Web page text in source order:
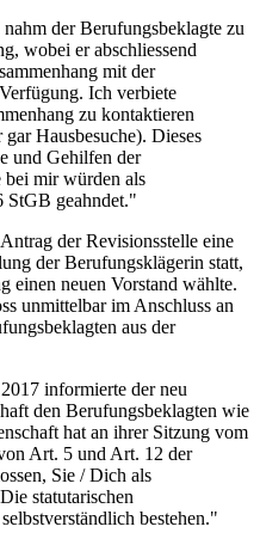
der Berufungsbeklagte zu
wobei er abschliessend
mit der
Ich verbiete
zu kontaktieren
Hausbesuche). Dieses
und Gehilfen der
bei mir würden als
StGB geahndet."
der Revisionsstelle eine
der Berufungsklägerin statt,
einen neuen Vorstand wählte.
unmittelbar im Anschluss an
aus der
informierte der neu
den Berufungsbeklagten wie
hat an ihrer Sitzung vom
Art. 5 und Art. 12 der
Sie / Dich als
statutarischen
bestehen."